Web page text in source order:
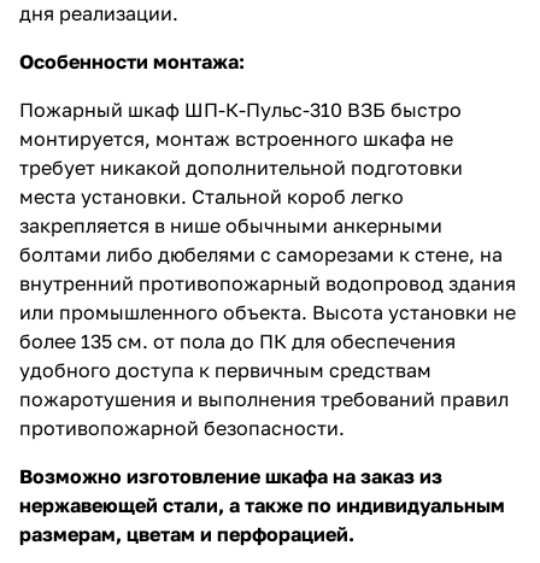
дня реализации.
Особенности монтажа:
Пожарный шкаф ШП-К-Пульс-310 ВЗБ быстро
монтируется, монтаж встроенного шкафа не
требует никакой дополнительной подготовки
места установки. Стальной короб легко
закрепляется в нише обычными анкерными
болтами либо дюбелями с саморезами к стене, на
внутренний противопожарный водопровод здания
или промышленного объекта. Высота установки не
более 135 см. от пола до ПК для обеспечения
удобного доступа к первичным средствам
пожаротушения и выполнения требований правил
противопожарной безопасности.
Возможно изготовление шкафа на заказ из
нержавеющей стали, а также по индивидуальным
размерам, цветам и перфорацией.